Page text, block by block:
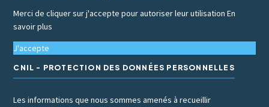
Merci de cliquer sur j'accepte pour autoriser leur utilisationEn
savoir plus
J'accepte
CNIL - PROTECTION DES DONNÉES PERSONNELLES
Les informations que nous sommes amenés à recueillir